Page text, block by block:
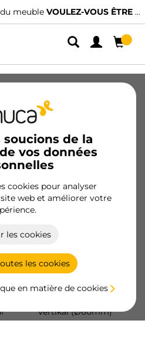
meuble VOULEZ-VOUS ÊTRE CLIENT ?
soucions de la
vos données
cookies pour analyser
web et améliorer votre
les cookies
les cookies
en matière de cookies
Projets
Montage Éclairage
Nouveauté
Vertikal (Ø60mm)